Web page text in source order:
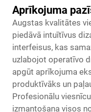
Aprīkojuma
Augstas kvalitātes
piedāvā intuītīvus
interfeisus, kas
uzlabojot operatīvo
apgūt aprīkojuma
produktīvāks un
Profesionālu
izmantošana visos